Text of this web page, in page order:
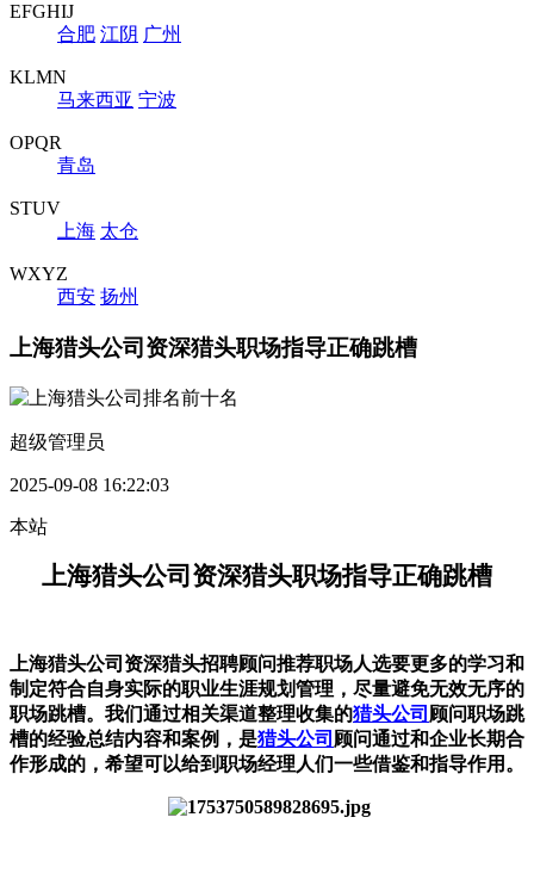
EFGHIJ
合肥 江阴 广州
KLMN
马来西亚 宁波
OPQR
青岛
STUV
上海 太仓
WXYZ
西安 扬州
上海猎头公司资深猎头职场指导正确跳槽
超级管理员
2025-09-08 16:22:03
本站
上海猎头公司资深猎头职场指导正确跳槽
上海猎头公司资深猎头招聘顾问推荐职场人选要更多的学习和
制定符合自身实际的职业生涯规划管理，尽量避免无效无序的
职场跳槽。我们通过相关渠道整理收集的猎头公司 顾问职场跳
槽的经验总结内容和案例，是猎头公司 顾问通过和企业长期合
作形成的，希望可以给到职场经理人们一些借鉴和指导作用。